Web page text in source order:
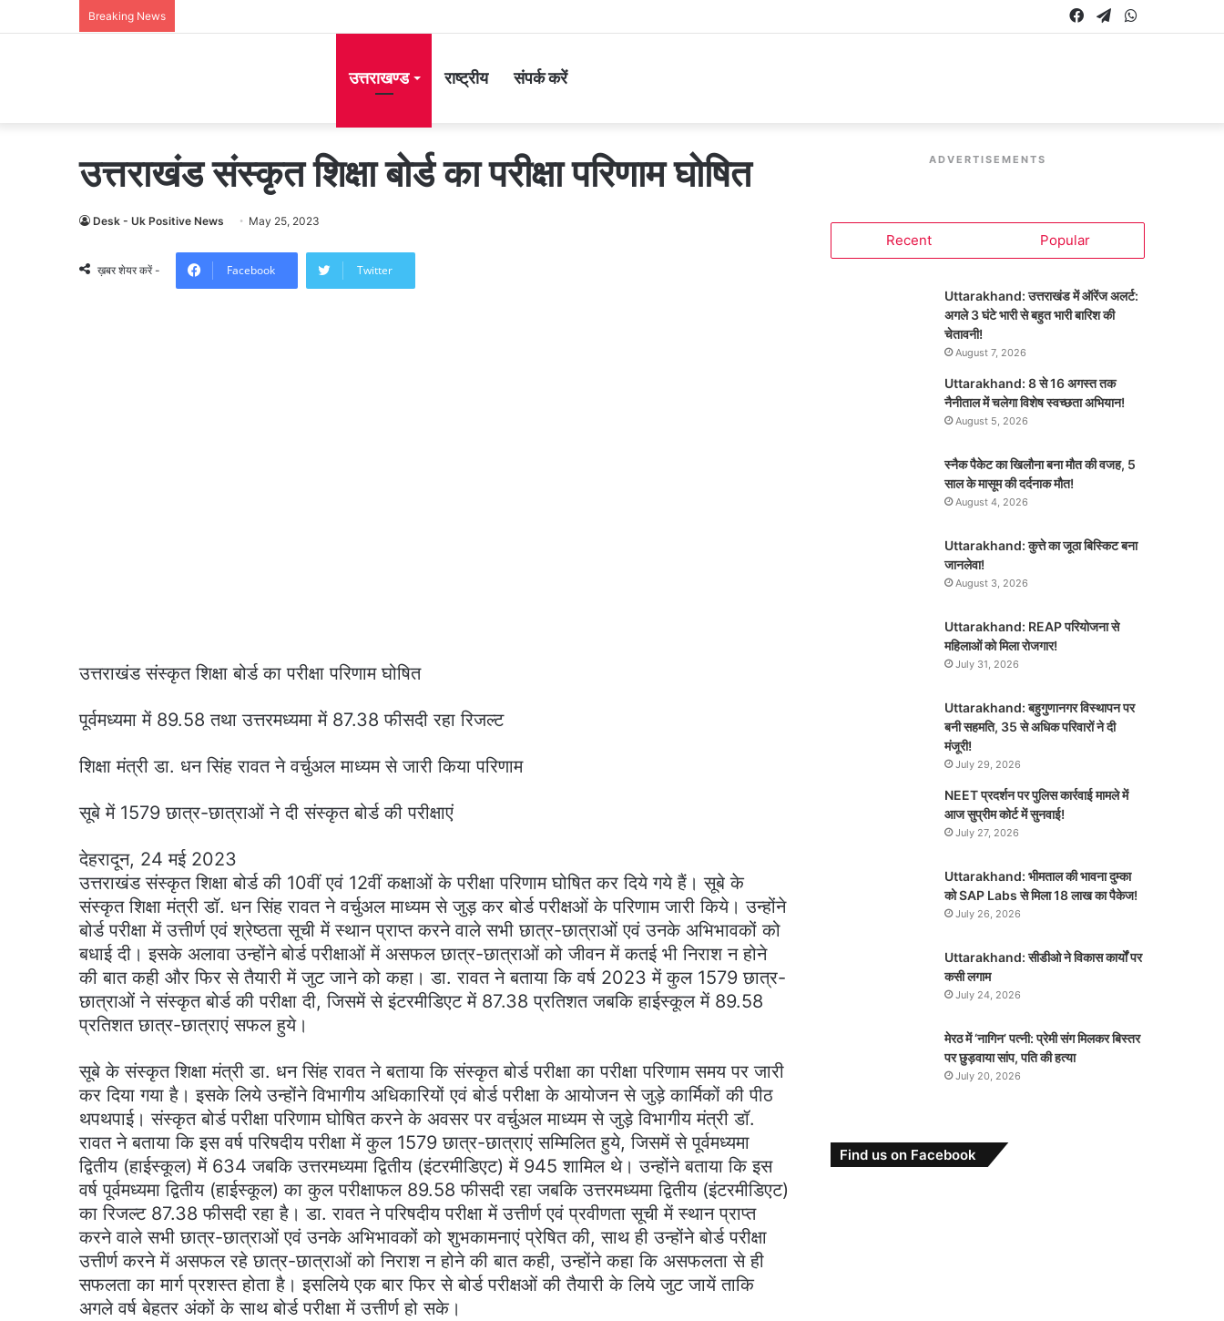
Breaking News Telegram
Facebook
उत्तराखण्ड राष्ट्रीय संपर्क करें
उत्तराखंड संस्कृत शिक्षा बोर्ड का परीक्षा परिणाम घोषित
Desk - Uk Positive News May 25, 2023
ख़बर शेयर करें - Facebook Twitter
उत्तराखंड संस्कृत शिक्षा बोर्ड का परीक्षा परिणाम घोषित
पूर्वमध्यमा में 89.58 तथा उत्तरमध्यमा में 87.38 फीसदी रहा रिजल्ट
शिक्षा मंत्री डा. धन सिंह रावत ने वर्चुअल माध्यम से जारी किया परिणाम
सूबे में 1579 छात्र-छात्राओं ने दी संस्कृत बोर्ड की परीक्षाएं
देहरादून, 24 मई 2023
उत्तराखंड संस्कृत शिक्षा बोर्ड की 10वीं एवं 12वीं कक्षाओं के परीक्षा परिणाम घोषित कर दिये गये हैं। सूबे के
संस्कृत शिक्षा मंत्री डॉ. धन सिंह रावत ने वर्चुअल माध्यम से जुड़ कर बोर्ड परीक्षओं के परिणाम जारी किये। उन्होंने
बोर्ड परीक्षा में उत्तीर्ण एवं श्रेष्ठता सूची में स्थान प्राप्त करने वाले सभी छात्र-छात्राओं एवं उनके अभिभावकों को
बधाई दी। इसके अलावा उन्होंने बोर्ड परीक्षाओं में असफल छात्र-छात्राओं को जीवन में कतई भी निराश न होने
की बात कही और फिर से तैयारी में जुट जाने को कहा। डा. रावत ने बताया कि वर्ष 2023 में कुल 1579 छात्र-
छात्राओं ने संस्कृत बोर्ड की परीक्षा दी, जिसमें से इंटरमीडिएट में 87.38 प्रतिशत जबकि हाईस्कूल में 89.58
प्रतिशत छात्र-छात्राएं सफल हुये।
सूबे के संस्कृत शिक्षा मंत्री डा. धन सिंह रावत ने बताया कि संस्कृत बोर्ड परीक्षा का परीक्षा परिणाम समय पर जारी
कर दिया गया है। इसके लिये उन्होंने विभागीय अधिकारियों एवं बोर्ड परीक्षा के आयोजन से जुड़े कार्मिकों की पीठ
थपथपाई। संस्कृत बोर्ड परीक्षा परिणाम घोषित करने के अवसर पर वर्चुअल माध्यम से जुड़े विभागीय मंत्री डॉ.
रावत ने बताया कि इस वर्ष परिषदीय परीक्षा में कुल 1579 छात्र-छात्राएं सम्मिलित हुये, जिसमें से पूर्वमध्यमा
द्वितीय (हाईस्कूल) में 634 जबकि उत्तरमध्यमा द्वितीय (इंटरमीडिएट) में 945 शामिल थे। उन्होंने बताया कि इस
वर्ष पूर्वमध्यमा द्वितीय (हाईस्कूल) का कुल परीक्षाफल 89.58 फीसदी रहा जबकि उत्तरमध्यमा द्वितीय (इंटरमीडिएट)
का रिजल्ट 87.38 फीसदी रहा है। डा. रावत ने परिषदीय परीक्षा में उत्तीर्ण एवं प्रवीणता सूची में स्थान प्राप्त
करने वाले सभी छात्र-छात्राओं एवं उनके अभिभावकों को शुभकामनाएं प्रेषित की, साथ ही उन्होंने बोर्ड परीक्षा
उत्तीर्ण करने में असफल रहे छात्र-छात्राओं को निराश न होने की बात कही, उन्होंने कहा कि असफलता से ही
सफलता का मार्ग प्रशस्त होता है। इसलिये एक बार फिर से बोर्ड परीक्षओं की तैयारी के लिये जुट जायें ताकि
अगले वर्ष बेहतर अंकों के साथ बोर्ड परीक्षा में उत्तीर्ण हो सके।
ADVERTISEMENTS
Recent Popular
Uttarakhand: उत्तराखंड में ऑरेंज अलर्ट:
अगले 3 घंटे भारी से बहुत भारी बारिश की
चेतावनी!
August 7, 2026
Uttarakhand: 8 से 16 अगस्त तक
नैनीताल में चलेगा विशेष स्वच्छता अभियान!
August 5, 2026
स्नैक पैकेट का खिलौना बना मौत की वजह, 5
साल के मासूम की दर्दनाक मौत!
August 4, 2026
Uttarakhand: कुत्ते का जूठा बिस्किट बना
जानलेवा!
August 3, 2026
Uttarakhand: REAP परियोजना से
महिलाओं को मिला रोजगार!
July 31, 2026
Uttarakhand: बहुगुणानगर विस्थापन पर
बनी सहमति, 35 से अधिक परिवारों ने दी
मंजूरी!
July 29, 2026
NEET प्रदर्शन पर पुलिस कार्रवाई मामले में
आज सुप्रीम कोर्ट में सुनवाई!
July 27, 2026
Uttarakhand: भीमताल की भावना दुम्का
को SAP Labs से मिला 18 लाख का पैकेज!
July 26, 2026
Uttarakhand: सीडीओ ने विकास कार्यों पर
कसी लगाम
July 24, 2026
मेरठ में ‘नागिन’ पत्नी: प्रेमी संग मिलकर बिस्तर
पर छुड़वाया सांप, पति की हत्या
July 20, 2026
Find us on Facebook